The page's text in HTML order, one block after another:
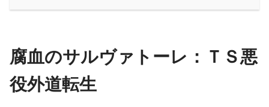
腐血のサルヴァトーレ：ＴＳ悪
役外道転生